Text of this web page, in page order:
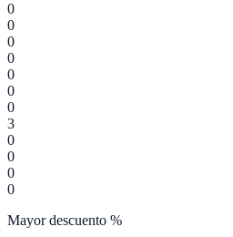
0
0
0
0
0
0
0
3
0
0
0
0
Mayor descuento %